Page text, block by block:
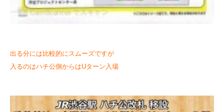
出る分には比較的にスムーズですが
入るのはハチ公側からはUターン入場